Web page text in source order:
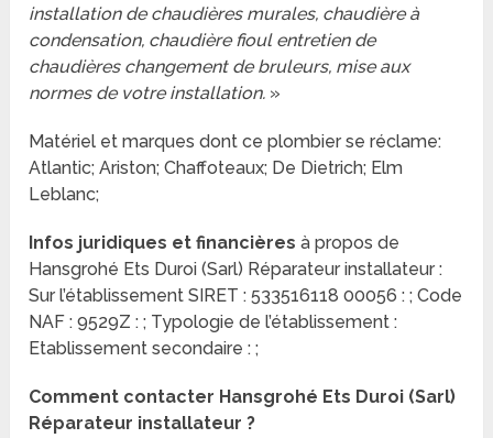
installation de chaudières murales, chaudière à
condensation, chaudière fioul entretien de
chaudières changement de bruleurs, mise aux
normes de votre installation. »
Matériel et marques dont ce plombier se réclame:
Atlantic; Ariston; Chaffoteaux; De Dietrich; Elm
Leblanc;
Infos juridiques et financières à propos de
Hansgrohé Ets Duroi (Sarl) Réparateur installateur :
Sur l’établissement SIRET : 533516118 00056 : ; Code
NAF : 9529Z : ; Typologie de l’établissement :
Etablissement secondaire : ;
Comment contacter Hansgrohé Ets Duroi (Sarl)
Réparateur installateur ?